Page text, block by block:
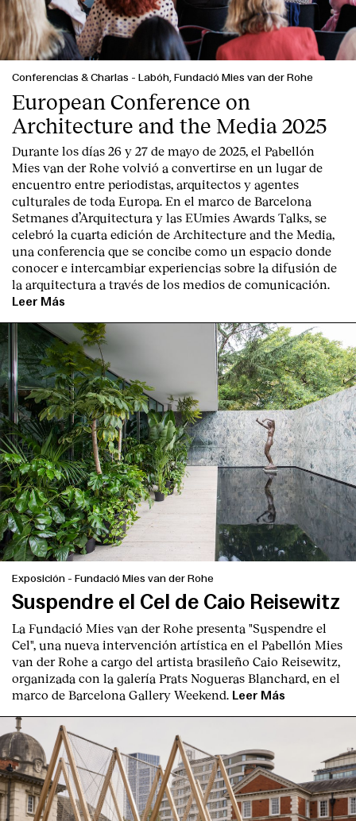
Conferencias & Charlas - Labóh, Fundació Mies van der Rohe
European Conference on
Architecture and the Media 2025
Durante los días 26 y 27 de mayo de 2025, el Pabellón
Mies van der Rohe volvió a convertirse en un lugar de
encuentro entre periodistas, arquitectos y agentes
culturales de toda Europa. En el marco de Barcelona
Setmanes d’Arquitectura y las EUmies Awards Talks, se
celebró la cuarta edición de Architecture and the Media,
una conferencia que se concibe como un espacio donde
conocer e intercambiar experiencias sobre la difusión de
la arquitectura a través de los medios de comunicación.
Leer Más
Exposición - Fundació Mies van der Rohe
Suspendre el Cel de Caio Reisewitz
La Fundació Mies van der Rohe presenta "Suspendre el
Cel", una nueva intervención artística en el Pabellón Mies
van der Rohe a cargo del artista brasileño Caio Reisewitz,
organizada con la galería Prats Nogueras Blanchard, en el
marco de Barcelona Gallery Weekend. Leer Más